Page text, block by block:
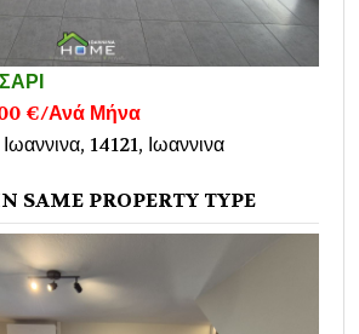
€/Ανά Μήνα
14121, Ιωαννινα
SAME PROPERTY TYPE